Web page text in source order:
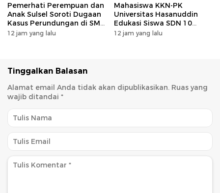
Pemerhati Perempuan dan
Anak Sulsel Soroti Dugaan
Kasus Perundungan di SMP
Negeri 3 Makassar, TPPK
12 jam yang lalu
Mahasiswa KKN-PK
Universitas Hasanuddin
Edukasi Siswa SDN 10
Otting tentang
12 jam yang lalu
Tinggalkan Balasan
Alamat email Anda tidak akan dipublikasikan. Ruas yang
wajib ditandai *